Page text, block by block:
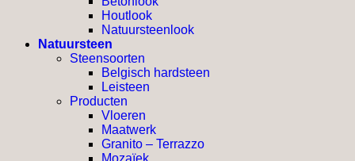
Houtlook
Natuursteenlook
Natuursteen
Steensoorten
Belgisch hardsteen
Leisteen
Producten
Vloeren
Maatwerk
Granito – Terrazzo
Mozaïek